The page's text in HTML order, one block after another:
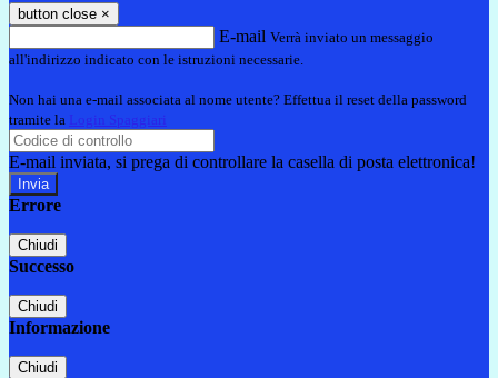
button close ×
E-mail Verrà inviato un messaggio
all'indirizzo indicato con le istruzioni necessarie.
Non hai una e-mail associata al nome utente? Effettua il reset della password
tramite la Login Spaggiari
E-mail inviata, si prega di controllare la casella di posta elettronica!
Errore
Chiudi
Successo
Chiudi
Informazione
Chiudi